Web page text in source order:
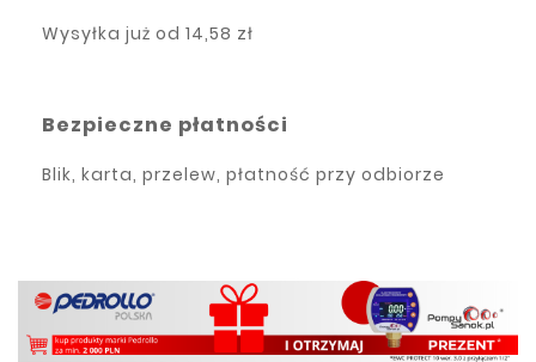
Wysyłka już od 14,58 zł
Bezpieczne płatności
Blik, karta, przelew, płatność przy odbiorze